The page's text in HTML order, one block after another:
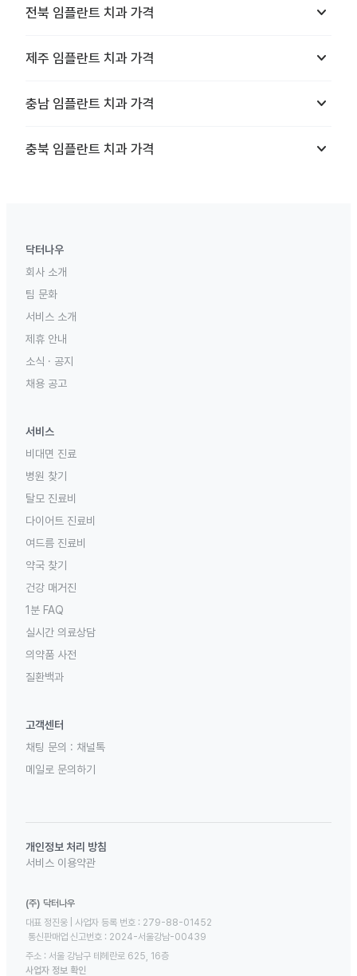
전북 임플란트 치과 가격 keyboard_arrow_down
제주 임플란트 치과 가격 keyboard_arrow_down
충남 임플란트 치과 가격 keyboard_arrow_down
충북 임플란트 치과 가격 keyboard_arrow_down
닥터나우
회사 소개
팀 문화
서비스 소개
제휴 안내
소식 · 공지
채용 공고
서비스
비대면 진료
병원 찾기
탈모 진료비
다이어트 진료비
여드름 진료비
약국 찾기
건강 매거진
1분 FAQ
실시간 의료상담
의약품 사전
질환백과
고객센터
채팅 문의 : 채널톡
메일로 문의하기
개인정보 처리 방침
서비스 이용약관
(주) 닥터나우
대표 정진웅 | 사업자 등록 번호 : 279-88-01452
통신판매업 신고번호 : 2024-서울강남-00439
주소 : 서울 강남구 테헤란로 625, 16층
사업자 정보 확인